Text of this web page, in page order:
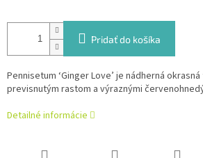
Pridať do košíka
Pennisetum ‘Ginger Love’ je nádherná
previsnutým rastom a výraznými
Detailné informácie